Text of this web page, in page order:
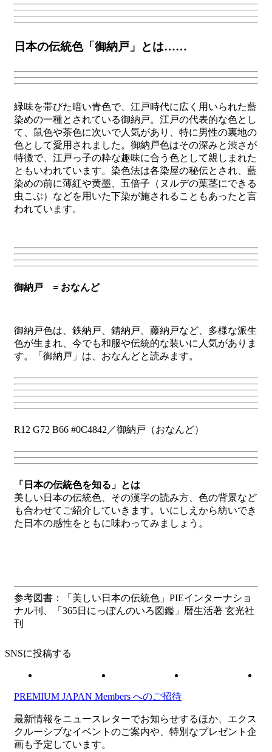
日本の伝統色「御納戸」とは……
緑味を帯びた暗い青色で、江戸時代に広く用いられた藍
染めの一種とされている御納戸。江戸の代表的な色とし
て、鼠色や茶色に次いで人気があり、特に男性の裏地の
色として愛用されました。御納戸色はその深みと渋さが
特徴で、江戸っ子の粋な趣味に合う色として親しまれた
ともいわれています。染色法は各染屋の秘伝とされ、藍
染めの前に薄紅や黄墨、五倍子（ヌルデの葉茎にできる
虫こぶ）などを用いた下染が施されることもあったと言
われています。
御納戸 = おなんど
御納戸色は、鉄納戸、錆納戸、藤納戸など、多様な派生
色が生まれ、今でも和服や伝統的な装いに人気がありま
す。「御納戸」は、おなんどと読みます。
R12 G72 B66 #0C4842／御納戸（おなんど）
「日本の伝統色を知る」とは
美しい日本の伝統色、その漢字の読み方、色の背景など
も合わせてご紹介していきます。いにしえから紡いでき
た日本の感性をともに味わってみましょう。
参考図書：「美しい日本の伝統色」PIEインターナショ
ナル刊、「365日にっぽんのいろ図鑑」暦生活著 玄光社
刊
SNSに投稿する
PREMIUM JAPAN Members へのご招待
最新情報をニュースレターでお知らせするほか、エクス
クルーシブなイベントのご案内や、特別なプレゼント企
画も予定しています。